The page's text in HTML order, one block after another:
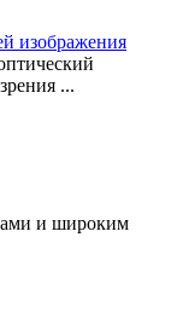
изображения
...
и широким